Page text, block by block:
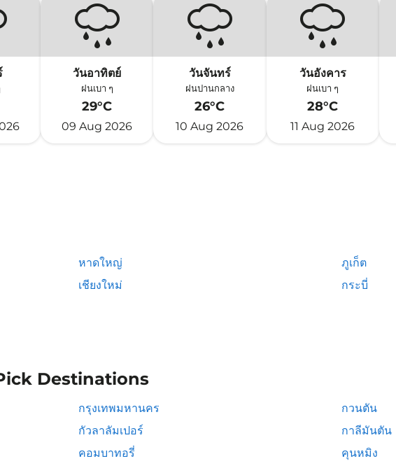
วันอาทิตย์
ฝนเบา ๆ
29°C
09 Aug 2026
วันจันทร์
ฝนปานกลาง
26°C
10 Aug 2026
วันอังคาร
ฝนเบา ๆ
28°C
11 Aug 2026
หาดใหญ่
ภูเก็ต
เชียงใหม่
กระบี่
Destinations
กรุงเทพมหานคร
กวนตัน
กัวลาลัมเปอร์
กาลีมันตัน
คอมบาทอรี่
คุนหมิง